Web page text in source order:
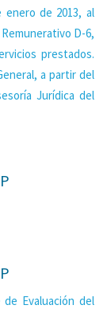
enero de 2013, al
D-6,
prestados.
a partir del
Jurídica del
de Evaluación del